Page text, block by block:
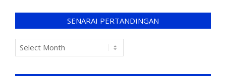
SENARAI PERTANDINGAN